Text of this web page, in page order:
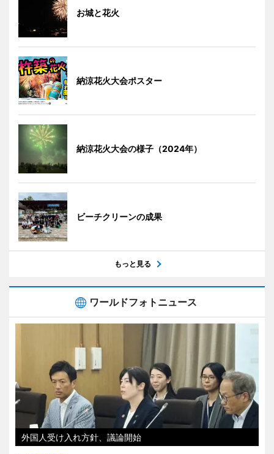
お城と花火
納涼花火大会ポスター
納涼花火大会の様子（2024年）
ビーチクリーンの成果
もっと見る
ワールドフォトニュース
外国人受け入れ方針、議論開始